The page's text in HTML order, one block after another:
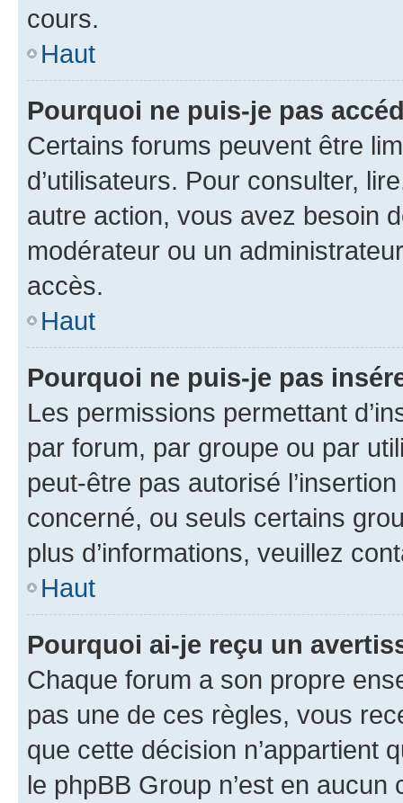
cours.
Haut
Pourquoi ne puis-je pas
Certains forums peuvent être
d’utilisateurs. Pour consulter,
autre action, vous avez besoin
modérateur ou un
accès.
Haut
Pourquoi ne puis-je pas
Les permissions permettant
par forum, par groupe ou par
peut-être pas autorisé
concerné, ou seuls certains
plus d’informations, veuillez
Haut
Pourquoi ai-je reçu un
Chaque forum a son propre
pas une de ces règles, vous
que cette décision n’appartient
le phpBB Group n’est en